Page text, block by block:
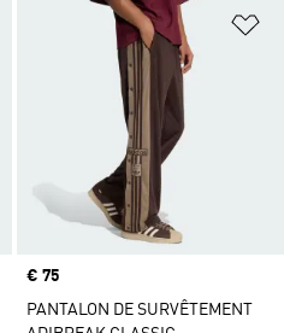
Ajouter à la Liste de produits
Prix
€ 75
PANTALON DE SURVÊTEMENT